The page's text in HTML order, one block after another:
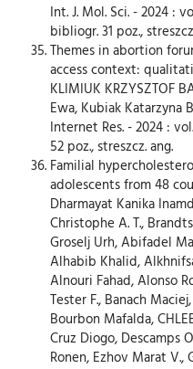
Int. J. Mol. Sci. - 2024 :
bibliogr. 31 poz.,
Themes in abortion
access context:
KLIMIUK KRZYSZTOF
Ewa, Kubiak Katarzyna
Internet Res. - 2024 :
52 poz., streszcz. ang.
Familial
adolescents from 48
Dharmayat Kanika
Christophe A. T.,
Groselj Urh, Abifadel
Alhabib Khalid,
Alnouri Fahad, Alonso
Tester F., Banach
Bourbon Mafalda,
Cruz Diogo, Descamps
Ronen, Ezhov Marat V.,